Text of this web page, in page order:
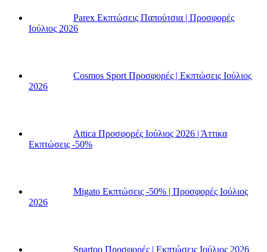
Parex Εκπτώσεις Παπούτσια | Προσφορές
Ιούλιος 2026
Cosmos Sport Προσφορές | Εκπτώσεις Ιούλιος
2026
Attica Προσφορές Ιούλιος 2026 | Άττικα
Εκπτώσεις -50%
Migato Εκπτώσεις -50% | Προσφορές Ιούλιος
2026
Spartoo Προσφορές | Εκπτώσεις Ιούλιος 2026